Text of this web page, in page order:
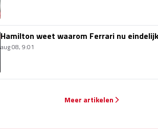
Hamilton weet waarom Ferrari nu
aug 08, 9:01
Meer artikelen